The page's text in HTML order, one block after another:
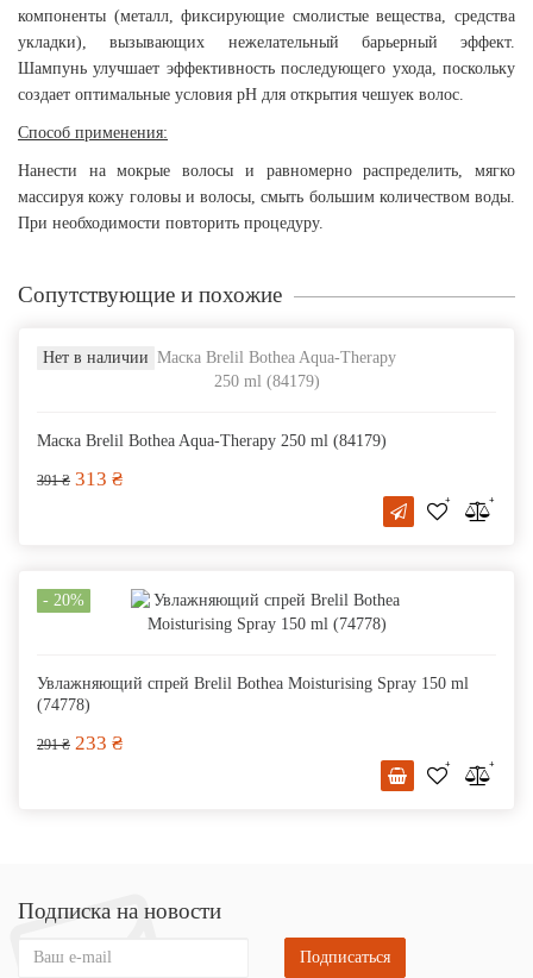
компоненты (металл, фиксирующие смолистые вещества, средства
укладки), вызывающих нежелательный барьерный эффект.
Шампунь улучшает эффективность последующего ухода, поскольку
создает оптимальные условия pH для открытия чешуек волос.
Способ применения:
Нанести на мокрые волосы и равномерно распределить, мягко
массируя кожу головы и волосы, смыть большим количеством воды.
При необходимости повторить процедуру.
Сопутствующие и похожие
Нет в наличии
Маска Brelil Bothea Aqua-Therapy 250 ml (84179)
391 ₴ 313 ₴
- 20%
Увлажняющий спрей Brelil Bothea Moisturising Spray 150 ml
(74778)
291 ₴ 233 ₴
Подписка на новости
Подписаться